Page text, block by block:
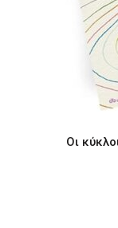
Οι